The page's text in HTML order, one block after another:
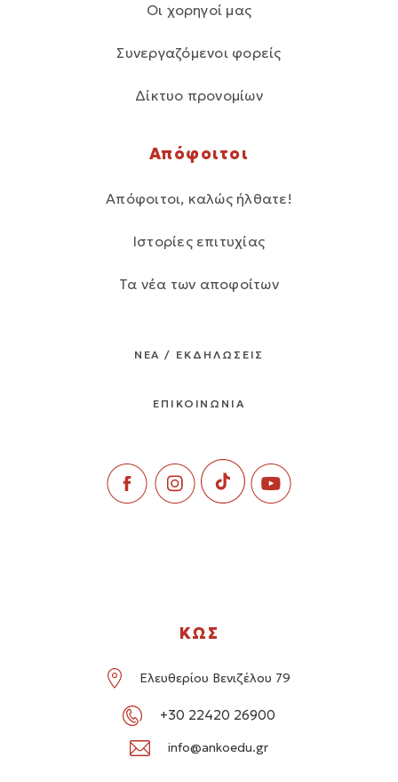
Οι χορηγοί μας
Συνεργαζόμενοι φορείς
Δίκτυο προνομίων
Απόφοιτοι
Απόφοιτοι, καλώς ήλθατε!
Ιστορίες επιτυχίας
Τα νέα των αποφοίτων
ΝΕΑ / ΕΚΔΗΛΩΣΕΙΣ
ΕΠΙΚΟΙΝΩΝΙΑ
ΚΩΣ
Ελευθερίου Βενιζέλου 79
+30 22420 26900
info@ankoedu.gr